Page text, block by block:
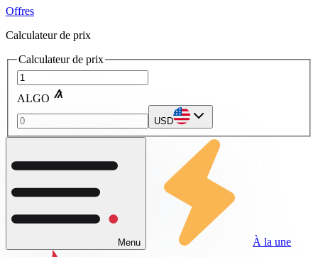
Offres
Calculateur de prix
Calculateur de prix
ALGO
USD
Menu À la une